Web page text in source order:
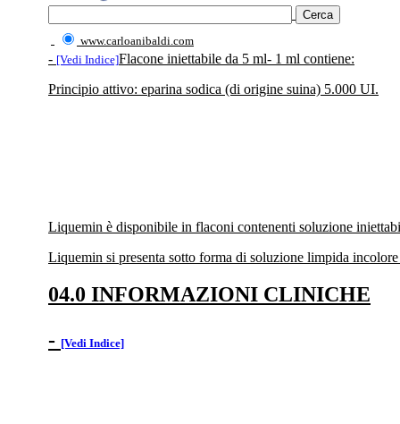
www.carloanibaldi.com
- [Vedi Indice]Flacone iniettabile da 5 ml- 1 ml contiene:
Principio attivo: eparina sodica (di origine suina) 5.000 UI.
Liquemin è disponibile in flaconi contenenti soluzione
Liquemin si presenta sotto forma di soluzione limpida
04.0 INFORMAZIONI CLINICHE
- [Vedi Indice]